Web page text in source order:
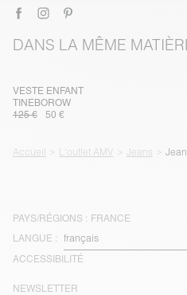
DANS LA MÊME
VESTE ENFANT
TINEBOROW
125 €
50 €
Accueil L'outlet AMV Jeans
PAYS/RÉGIONS : FRANCE
LANGUE :
ACCESSIBILITÉ
NEWSLETTER